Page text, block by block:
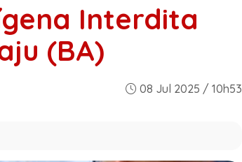
Interdita
(BA)
08 Jul 2025 / 10h53